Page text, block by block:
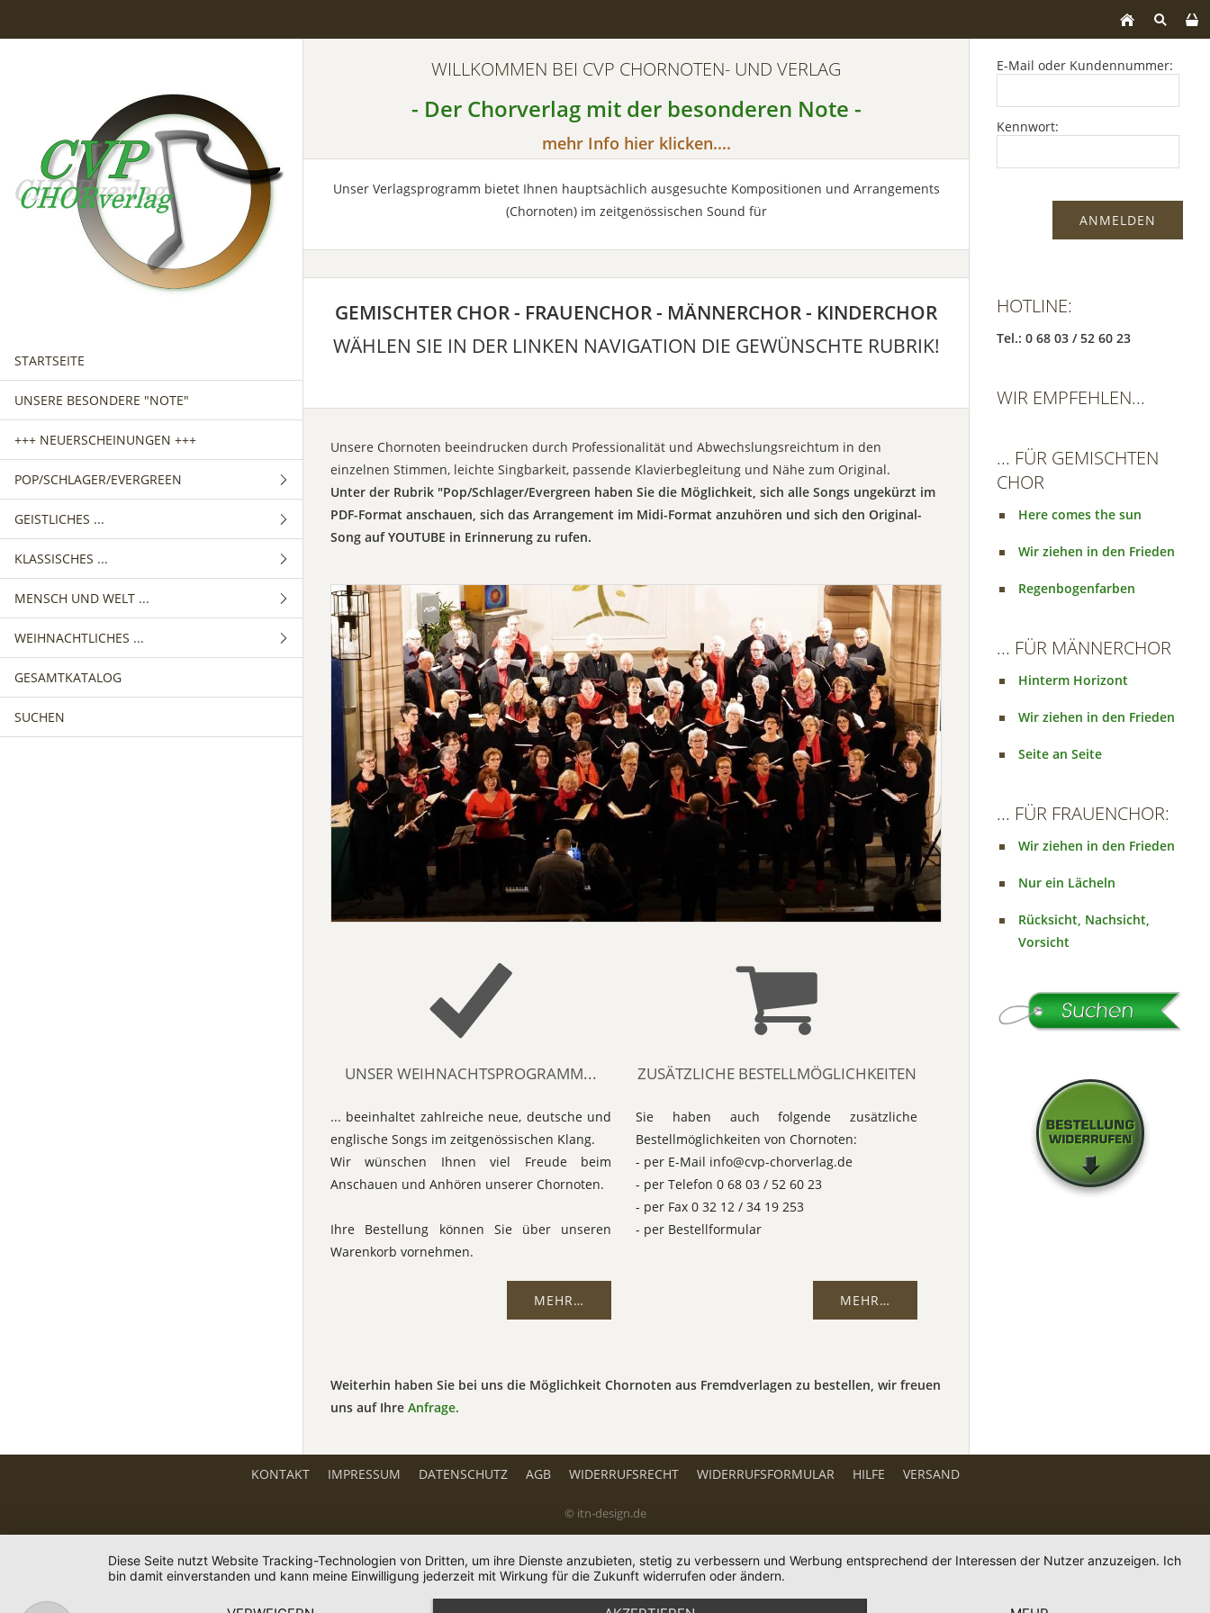
STARTSEITE
UNSERE BESONDERE "NOTE"
+++ NEUERSCHEINUNGEN +++
POP/SCHLAGER/EVERGREEN
GEMISCHTER CHOR
FRAUENCHOR
MÄNNERCHOR
GEISTLICHES ...
GEMISCHTER CHOR
FRAUENCHOR
MÄNNERCHOR
KLASSISCHES ...
GEMISCHTER CHOR
FRAUENCHOR
MÄNNERCHOR
MENSCH UND WELT ...
GEMISCHTER CHOR
FRAUENCHOR
MÄNNERCHOR
WEIHNACHTLICHES ...
GEMISCHTER CHOR
FRAUENCHOR
GESAMTKATALOG
SUCHEN
WILLKOMMEN BEI CVP CHORNOTEN- UND VERLAG
- Der Chorverlag mit der besonderen Note -
mehr Info hier klicken....
Unser Verlagsprogramm bietet Ihnen hauptsächlich ausgesuchte Kompositionen und Arrangements
(Chornoten) im zeitgenössischen Sound für
GEMISCHTER CHOR - FRAUENCHOR - MÄNNERCHOR - KINDERCHOR
WÄHLEN SIE IN DER LINKEN NAVIGATION DIE GEWÜNSCHTE RUBRIK!
Unsere Chornoten beeindrucken durch Professionalität und Abwechslungsreichtum in den
einzelnen Stimmen, leichte Singbarkeit, passende Klavierbegleitung und Nähe zum Original.
Unter der Rubrik "Pop/Schlager/Evergreen haben Sie die Möglichkeit, sich alle Songs ungekürzt im
PDF-Format anschauen, sich das Arrangement im Midi-Format anzuhören und sich den Original-
Song auf YOUTUBE in Erinnerung zu rufen.
UNSER WEIHNACHTSPROGRAMM...
... beeinhaltet zahlreiche neue, deutsche und
englische Songs im zeitgenössischen Klang.
Wir wünschen Ihnen viel Freude beim
Anschauen und Anhören unserer Chornoten.
Ihre Bestellung können Sie über unseren
Warenkorb vornehmen.
MEHR…
ZUSÄTZLICHE BESTELLMÖGLICHKEITEN
Sie haben auch folgende zusätzliche
Bestellmöglichkeiten von Chornoten:
- per E-Mail info@cvp-chorverlag.de
- per Telefon 0 68 03 / 52 60 23
- per Fax 0 32 12 / 34 19 253
- per Bestellformular
MEHR…
Weiterhin haben Sie bei uns die Möglichkeit Chornoten aus Fremdverlagen zu bestellen, wir freuen
uns auf Ihre Anfrage.
E-Mail oder Kundennummer:
Kennwort:
HOTLINE:
Tel.: 0 68 03 / 52 60 23
WIR EMPFEHLEN...
... FÜR GEMISCHTEN
CHOR
Here comes the sun
Wir ziehen in den Frieden
Regenbogenfarben
... FÜR MÄNNERCHOR
Hinterm Horizont
Wir ziehen in den Frieden
Seite an Seite
... FÜR FRAUENCHOR:
Wir ziehen in den Frieden
Nur ein Lächeln
Rücksicht, Nachsicht,
Vorsicht
KONTAKT IMPRESSUM DATENSCHUTZ AGB WIDERRUFSRECHT WIDERRUFSFORMULAR HILFE VERSAND
© itn-design.de
Diese Seite nutzt Website Tracking-Technologien von Dritten, um ihre Dienste anzubieten, stetig zu verbessern und Werbung entsprechend der Interessen der Nutzer anzuzeigen. Ich
bin damit einverstanden und kann meine Einwilligung jederzeit mit Wirkung für die Zukunft widerrufen oder ändern.